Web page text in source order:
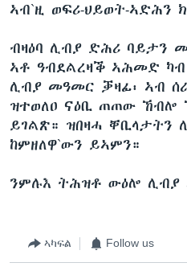
ኣብ`ዚ ወፍሪ-ህይወት-ኣድሕን
ብዛዕባ ሊብያ ድሕሪ ባይታን
ኣቶ ዓብደልረዛቕ ኣሕመድ
ሊብያ መዓመር ቓዛፊ፡ ኣብ
ዝተወለዐ ናዕቢ ጠጠው ኸብሎ
ይገልጽ። ዝበዛሓ ቐቢላታትን
ከምዘለዋ`ውን ይኣምን።
ንምሉእ ትሕዝቶ ውዕሎ
ኣካፍል Follow us